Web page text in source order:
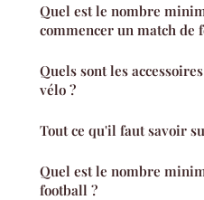
Quel est le nombre
commencer un match de
Quels sont les
vélo ?
Tout ce qu'il faut savoir
Quel est le nombre
football ?